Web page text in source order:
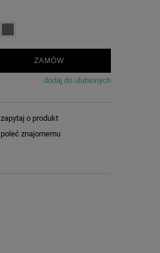
ZAMÓW
dodaj do ulubionych
zapytaj o produkt
poleć znajomemu